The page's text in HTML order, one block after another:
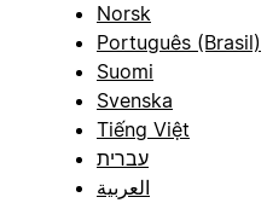
Norsk
Português (Brasil)
Suomi
Svenska
Tiếng Việt
עברית
العربية